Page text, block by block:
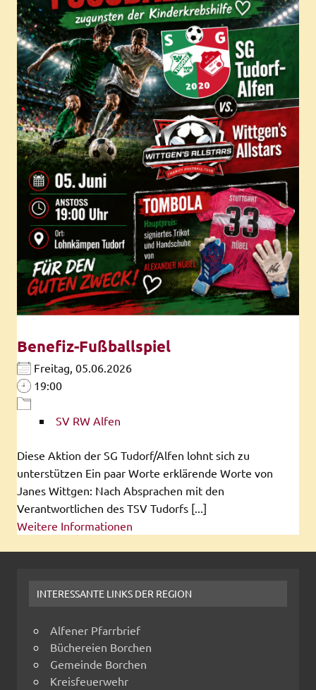
Benefiz-Fußballspiel
Freitag, 05.06.2026
19:00
SV RW Alfen
Diese Aktion der SG Tudorf/Alfen lohnt sich zu
unterstützen Ein paar Worte erklärende Worte von
Janes Wittgen: Nach Absprachen mit den
Verantwortlichen des TSV Tudorfs [...]
Weitere Informationen
INTERESSANTE LINKS DER REGION
Alfener Pfarrbrief
Büchereien Borchen
Gemeinde Borchen
Kreisfeuerwehr